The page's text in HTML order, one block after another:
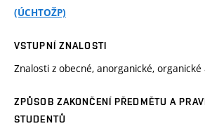
(ÚCHTOŽP)
VSTUPNÍ ZNALOSTI
Znalosti z obecné, anorganické,
ZPŮSOB ZAKONČENÍ PŘEDMĚTU A
STUDENTŮ